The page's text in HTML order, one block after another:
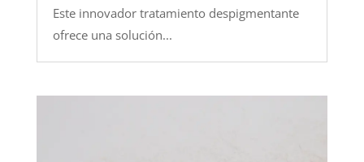
Este innovador tratamiento despigmentante
ofrece una solución...